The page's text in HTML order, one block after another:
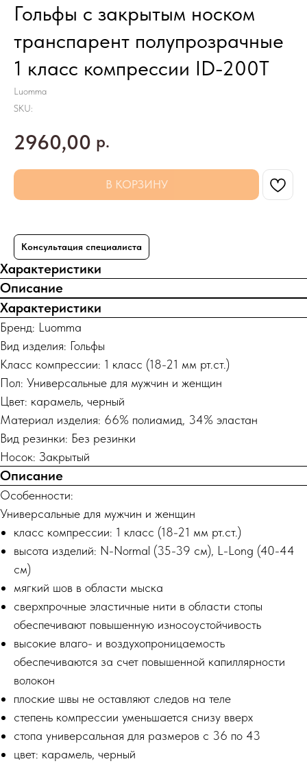
Гольфы с закрытым носком
транспарент полупрозрачные
1 класс компрессии ID-200T
Luomma
SKU:
2960,00 р.
В КОРЗИНУ
Консультация специалиста
Характеристики
Описание
Характеристики
Бренд: Luomma
Вид изделия: Гольфы
Класс компрессии: 1 класс (18-21 мм рт.ст.)
Пол: Универсальные для мужчин и женщин
Цвет: карамель, черный
Материал изделия: 66% полиамид, 34% эластан
Вид резинки: Без резинки
Носок: Закрытый
Описание
Особенности:
Универсальные для мужчин и женщин
класс компрессии: 1 класс (18-21 мм рт.ст.)
высота изделий: N-Normal (35-39 cм), L-Long (40-44
см)
мягкий шов в области мыска
сверхпрочные эластичные нити в области стопы
обеспечивают повышенную износоустойчивость
высокие влаго- и воздухопроницаемость
обеспечиваются за счет повышенной капиллярности
волокон
плоские швы не оставляют следов на теле
степень компрессии уменьшается снизу вверх
стопа универсальная для размеров с 36 по 43
цвет: карамель, черный